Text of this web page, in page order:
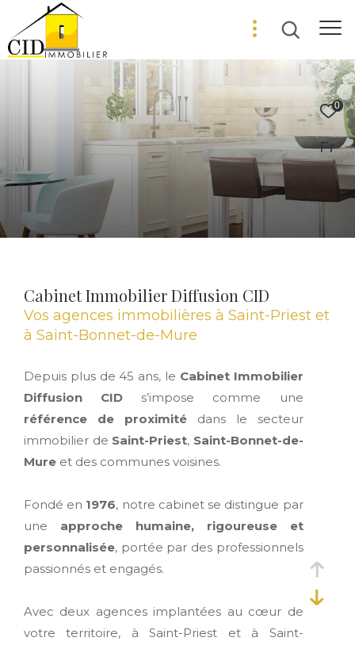
0
Fr
Cabinet Immobilier Diffusion CID
Vos agences immobilières à Saint-Priest et
à Saint-Bonnet-de-Mure
Depuis plus de 45 ans, le Cabinet Immobilier
Diffusion CID s’impose comme une
référence de proximitédans le secteur
immobilier de Saint-Priest, Saint-Bonnet-de-
Mure et des communes voisines.
Fondé en 1976, notre cabinet se distingue par
une approche humaine, rigoureuse et
personnalisée, portée par des professionnels
passionnés et engagés.
Avec deux agences implantées au cœur de
votre territoire, à Saint-Priest et à Saint-